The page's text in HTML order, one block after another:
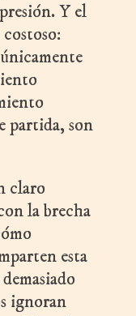
Y el
partida, son
claro
la brecha
esta
ignoran